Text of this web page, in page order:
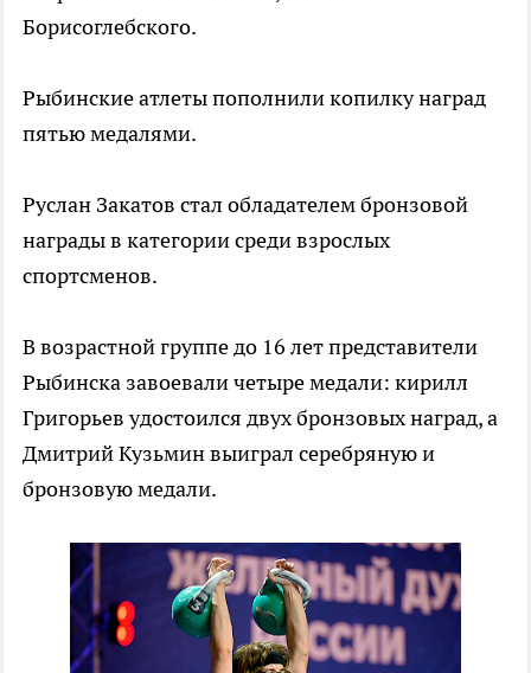
Борисоглебского.
Рыбинские атлеты пополнили копилку наград
пятью медалями.
Руслан Закатов стал обладателем бронзовой
награды в категории среди взрослых
спортсменов.
В возрастной группе до 16 лет представители
Рыбинска завоевали четыре медали: кирилл
Григорьев удостоился двух бронзовых наград, а
Дмитрий Кузьмин выиграл серебряную и
бронзовую медали.